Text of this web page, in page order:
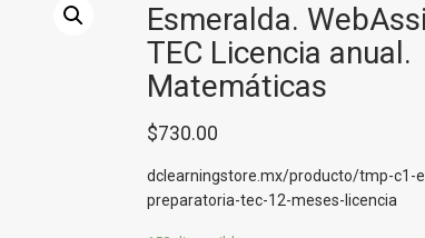
Esmeralda.
TEC Licencia anual.
Matemáticas
$730.00
dclearningstore.mx/producto/tmp-c1-
preparatoria-tec-12-meses-licencia